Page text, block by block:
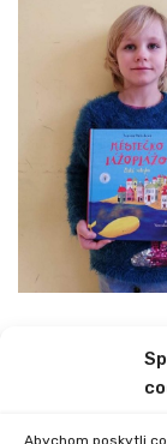
Abychom poskytli